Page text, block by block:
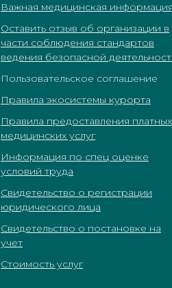
Важная медицинская информация
Оставить отзыв об организации в
части соблюдения стандартов
ведения безопасной
Пользовательское соглашение
Правила экосистемы курорта
Правила предоставления платных
медицинских услуг
Информация по спец оценке
условий труда
Свидетельство о регистрации
юридического лица
Свидетельство о постановке на
учет
Стоимость услуг